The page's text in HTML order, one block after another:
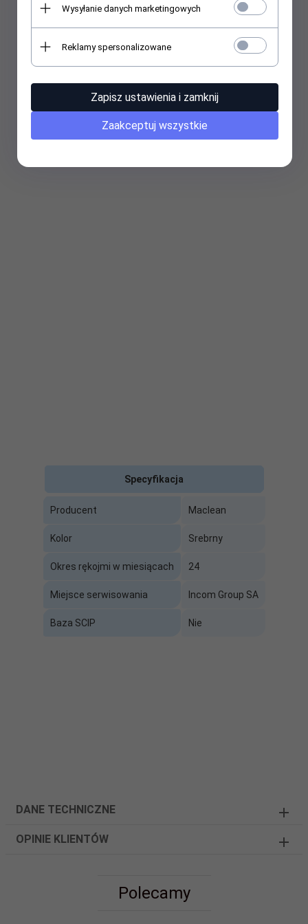
Charge, srebrny, 1m
Symbol producenta: 5902211108320
Specyfikacja
Producent Maclean
Kolor Srebrny
Okres rękojmi w miesiącach 24
Miejsce serwisowania Incom Group SA
Baza SCIP Nie
DANE TECHNICZNE
OPINIE KLIENTÓW
Polecamy
Wysyłanie danych marketingowych
Reklamy spersonalizowane
Zapisz ustawienia i zamknij
Zaakceptuj wszystkie